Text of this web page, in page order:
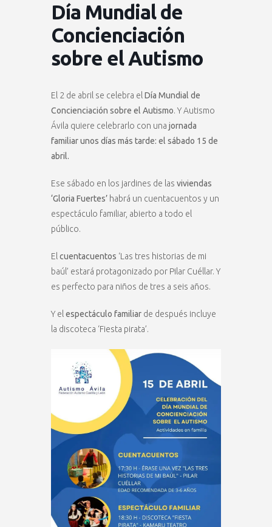
Día Mundial de
Concienciación
sobre el Autismo
El 2 de abril se celebra el Día Mundial de
Concienciación sobre el Autismo. Y Autismo
Ávila quiere celebrarlo con una jornada
familiar unos días más tarde: el sábado 15 de
abril.
Ese sábado en los jardines de las viviendas
‘Gloria Fuertes’ habrá un cuentacuentos y un
espectáculo familiar, abierto a todo el
público.
El cuentacuentos ‘Las tres historias de mi
baúl’ estará protagonizado por Pilar Cuéllar. Y
es perfecto para niños de tres a seis años.
Y el espectáculo familiar de después incluye
la discoteca ‘Fiesta pirata’.